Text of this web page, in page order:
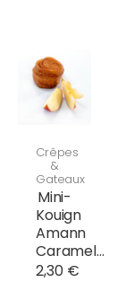
Crêpes
&
Gateaux
Mini-
Kouign
Amann
Caramel...
2,30 €